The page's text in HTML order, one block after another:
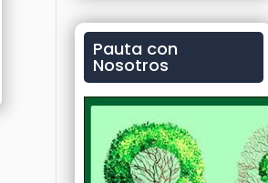
Pauta con
Nosotros